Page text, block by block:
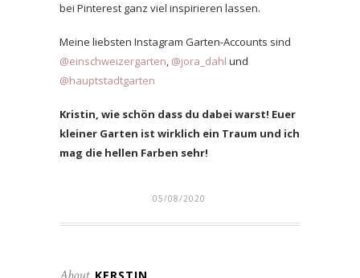
bei Pinterest ganz viel inspirieren lassen.
Meine liebsten Instagram Garten-Accounts sind
@einschweizergarten, @jora_dahl und
@hauptstadtgarten
Kristin, wie schön dass du dabei warst! Euer
kleiner Garten ist wirklich ein Traum und ich
mag die hellen Farben sehr!
05/08/2020